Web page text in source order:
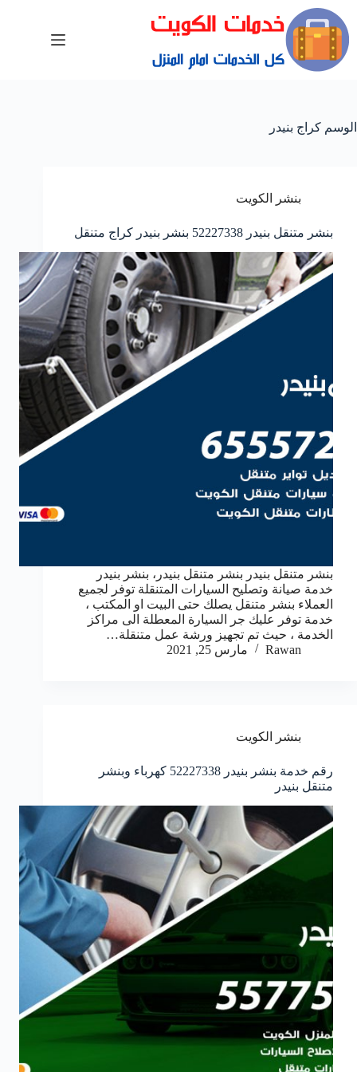
الوسم كراج بنيدر
بنشر الكويت
بنشر متنقل بنيدر 52227338 بنشر بنيدر كراج متنقل
بنشر متنقل بنيدر بنشر متنقل بنيدر، بنشر بنيدر
خدمة صيانة وتصليح السيارات المتنقلة توفر لجميع
العملاء بنشر متنقل يصلك حتى البيت او المكتب ،
خدمة توفر عليك جر السيارة المعطلة الى مراكز
الخدمة ، حيث تم تجهيز ورشة عمل متنقلة…
Rawan
مارس 25, 2021
بنشر الكويت
رقم خدمة بنشر بنيدر 52227338 كهرباء وبنشر
متنقل بنيدر